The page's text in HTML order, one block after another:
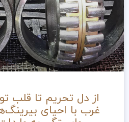
از دل تحریم تا قلب
غرب با احیای